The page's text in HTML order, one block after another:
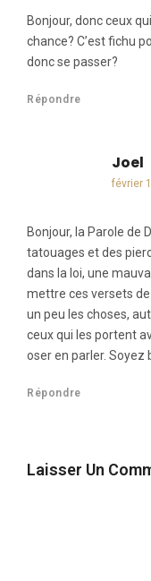
Bonjour, donc ceux
chance? C’est fichu
donc se passer?
Répondre
Joel
février
Bonjour, la Parole de
tatouages et des
dans la loi, une
mettre ces versets
un peu les choses,
ceux qui les portent
oser en parler. Soyez
Répondre
Laisser Un